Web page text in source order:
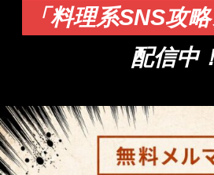
「料理系SNS攻
配信中